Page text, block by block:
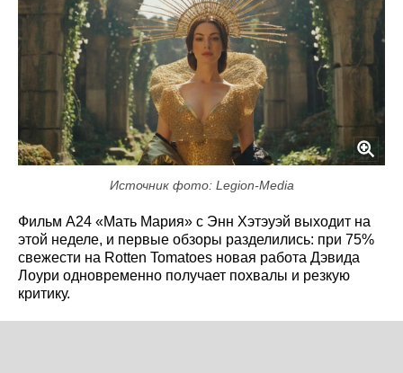
Источник фото: Legion-Media
Фильм A24 «Мать Мария» с Энн Хэтэуэй выходит на
этой неделе, и первые обзоры разделились: при 75%
свежести на Rotten Tomatoes новая работа Дэвида
Лоури одновременно получает похвалы и резкую
критику.